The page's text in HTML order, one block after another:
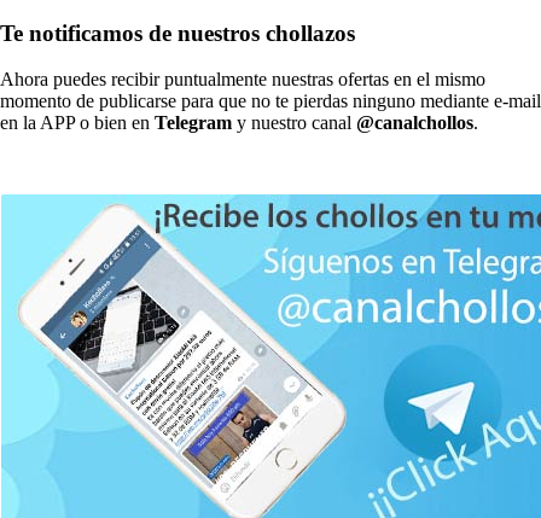
Te notificamos de nuestros chollazos
Ahora puedes recibir puntualmente nuestras ofertas en el mismo
momento de publicarse para que no te pierdas ninguno mediante e-mail
en la APP o bien en Telegram y nuestro canal @canalchollos.